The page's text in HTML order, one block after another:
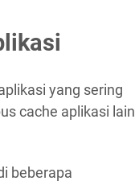
yang sering
cache aplikasi lain
beberapa